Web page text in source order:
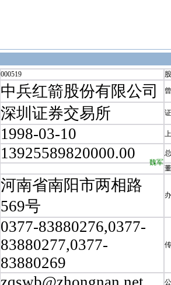
000519
中兵红箭股份有限公司
深圳证券交易所
1998-03-10
13925589820000.00
魏军
河南省南阳市两相路
569号
0377-83880276,0377-
83880277,0377-
83880269